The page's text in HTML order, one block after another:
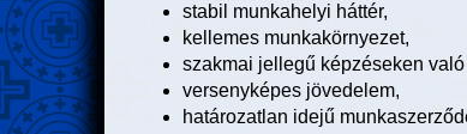
stabil munkahelyi háttér,
kellemes munkakörnyezet,
szakmai jellegű képzéseken
versenyképes jövedelem,
határozatlan idejű